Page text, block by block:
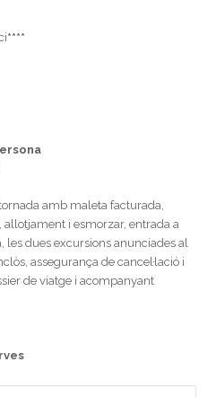
****
amb maleta facturada,
i esmorzar, entrada a
les dues excursions anunciades al
assegurança de cancel·lació i
de viatge i acompanyant